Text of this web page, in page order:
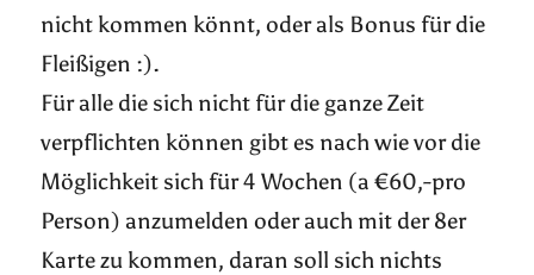
nicht kommen könnt, oder als Bonus für die
Fleißigen :).
Für alle die sich nicht für die ganze Zeit
verpflichten können gibt es nach wie vor die
Möglichkeit sich für 4 Wochen (a €60,-pro
Person) anzumelden oder auch mit der 8er
Karte zu kommen, daran soll sich nichts